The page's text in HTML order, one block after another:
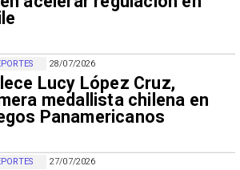
28/07/2026
Lucy López Cruz,
medallista chilena en
Panamericanos
27/07/2026